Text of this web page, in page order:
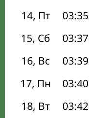
14, Пт
03:35
15, Сб
03:37
16, Вс
03:39
17, Пн
03:40
18, Вт
03:42